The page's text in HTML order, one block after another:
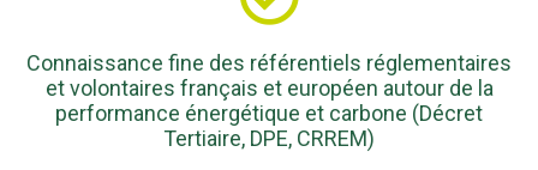
Connaissance fine des référentiels réglementaires
et volontaires français et européen autour de la
performance énergétique et carbone (Décret
Tertiaire, DPE, CRREM)